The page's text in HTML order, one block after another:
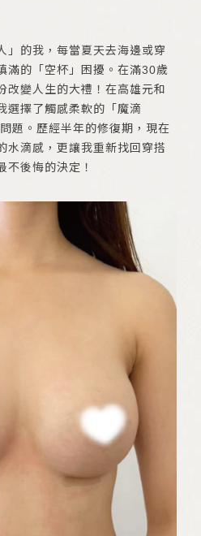
」的我，每當夏天去海邊或穿
滿的「空杯」困擾。在滿30歲
改變人生的大禮！在高雄元和
選擇了觸感柔軟的「魔滴
題。歷經半年的修復期，現在
水滴感，更讓我重新找回穿搭
不後悔的決定！